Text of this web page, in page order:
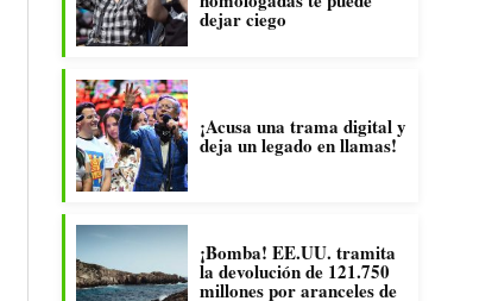
dejar ciego
¡Acusa una trama digital y
deja un legado en llamas!
¡Bomba! EE.UU. tramita
la devolución de 121.750
millones por aranceles de